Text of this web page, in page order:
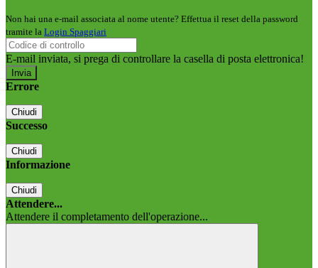
Non hai una e-mail associata al nome utente? Effettua il reset della password
tramite la Login Spaggiari
E-mail inviata, si prega di controllare la casella di posta elettronica!
Errore
Chiudi
Successo
Chiudi
Informazione
Chiudi
Attendere...
Attendere il completamento dell'operazione...